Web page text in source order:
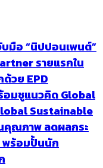
บมือ “นิปปอนเพนต์”
รายแรกใน
ด้วย EPD
มชูแนวคิด Global
Sustainable
คุณภาพ ลดผลกระ
ร้อมปั้นนัก